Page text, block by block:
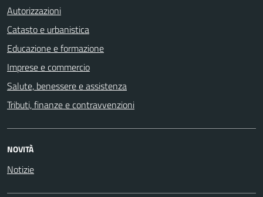
Autorizzazioni
Catasto e urbanistica
Educazione e formazione
Imprese e commercio
Salute, benessere e assistenza
Tributi, finanze e contravvenzioni
NOVITÀ
Notizie